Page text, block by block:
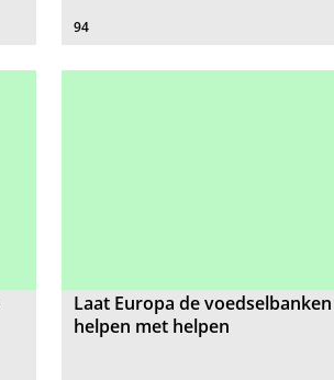
94
Laat Europa de voedselbanken
helpen met helpen